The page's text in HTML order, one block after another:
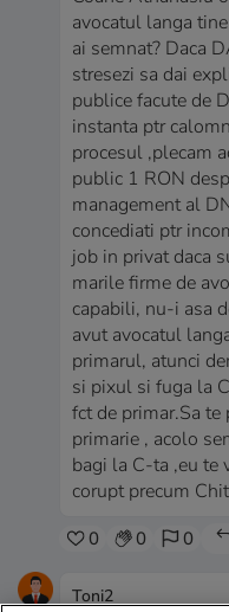
avocatul langa
ai semnat? Daca
stresezi sa dai
publice facute de
instanta ptr
procesul ,plecam
public 1 RON
management al
concediati ptr
job in privat daca
marile firme de
capabili, nu-i asa
avut avocatul
primarul, atunci
si pixul si fuga la
fct de primar.Sa te
primarie , acolo
bagi la C-ta ,eu te
corupt precum
0 0 0
Toni2